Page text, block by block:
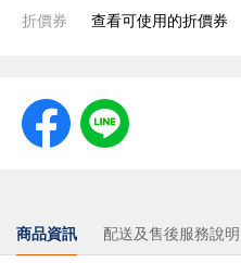
折價券 查看可使用的折價券
商品資訊 配送及售後服務說明